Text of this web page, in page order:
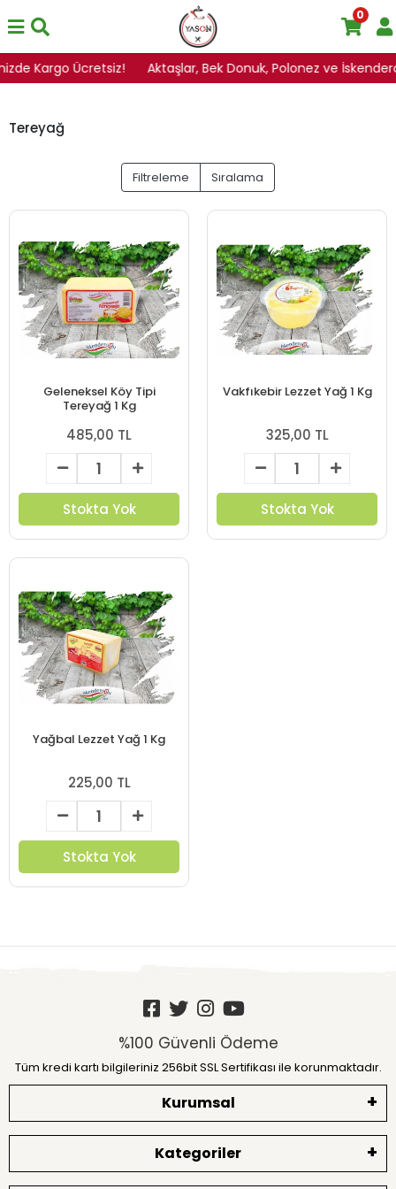
Kargo Ücretsiz! Aktaşlar, Bek Donuk, Polonez ve
0
Tereyağ
Filtreleme Sıralama
Geleneksel Köy Tipi
Tereyağ 1 Kg
485,00 TL
Stokta Yok
Vakfıkebir Lezzet Yağ 1 Kg
325,00 TL
Stokta Yok
Yağbal Lezzet Yağ 1 Kg
225,00 TL
Stokta Yok
%100 Güvenli Ödeme
Tüm kredi kartı bilgileriniz 256bit SSL Sertifikası ile korunmaktadır.
Kurumsal
Kategoriler